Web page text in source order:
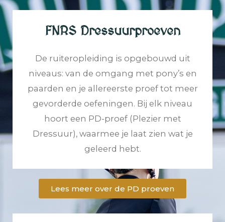
FNRS Dressuurproeven
De ruiteropleiding is opgebouwd uit
niveaus: van de omgang met pony’s en
paarden en je allereerste proef tot meer
gevorderde oefeningen. Bij elk niveau
hoort een PD-proef (Plezier met
Dressuur), waarmee je laat zien wat je
geleerd hebt.
Lees meer over de PD proeven